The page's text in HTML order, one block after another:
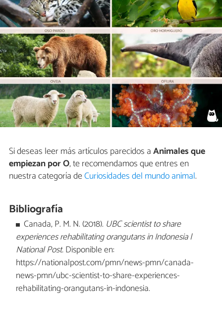
Si deseas leer más artículos parecidos aAnimales que
empiezan por O, te recomendamos que entres en
nuestra categoría deCuriosidades del mundo animal.
Bibliografía
Canada, P. M. N. (2018). UBC scientist to share
experiences rehabilitating orangutans in Indonesia |
National Post.Disponible en:
https://nationalpost.com/pmn/news-pmn/canada-
news-pmn/ubc-scientist-to-share-experiences-
rehabilitating-orangutans-in-indonesia.